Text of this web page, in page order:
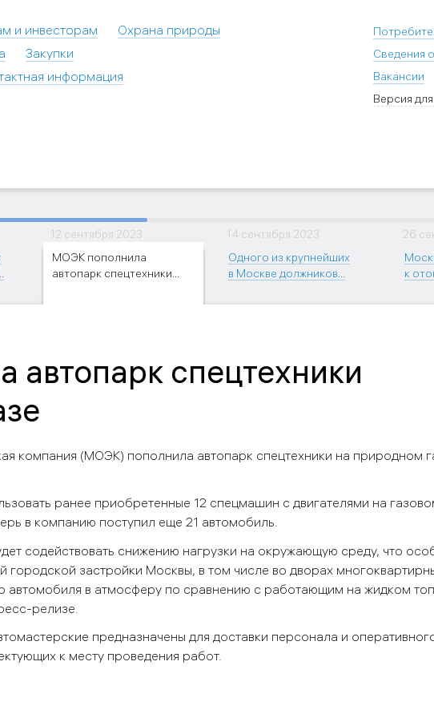
и инвесторам
Охрана природы
Закупки
информация
Сведения
Вакансии
Версия
12 сентября 2023
МОЭК пополнила
автопарк спецтехники...
14 сентября 2023
Одного из крупнейших
в Москве должников...
26
к
спецтехники
компания (МОЭК) пополнила автопарк спецтехники на природном
ранее приобретенные 12 спецмашин с двигателями на
в компанию поступил еще 21 автомобиль.
содействовать снижению нагрузки на окружающую среду, что
городской застройки Москвы, в том числе во дворах
автомобиля в атмосферу по сравнению с работающим на жидком
релизе.
предназначены для доставки персонала и
к месту проведения работ.